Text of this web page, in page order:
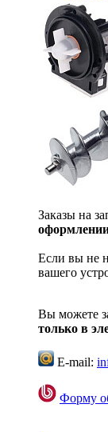
Заказы на
Если вы не
вашего
Вы можете
только в
E-mail:
Форму